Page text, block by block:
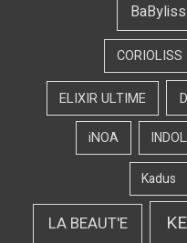
CORIOLISS
ELIXIR ULTIME
iNOA
Kadus
LA BEAUT'E